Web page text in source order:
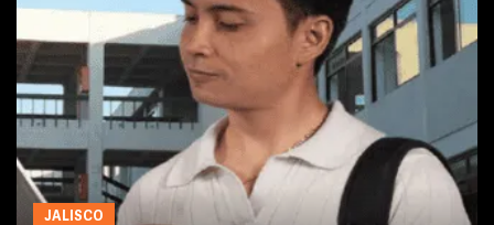
JALISCO